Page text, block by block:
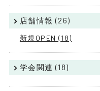
店舗情報 (26)
新規OPEN (18)
学会関連 (18)